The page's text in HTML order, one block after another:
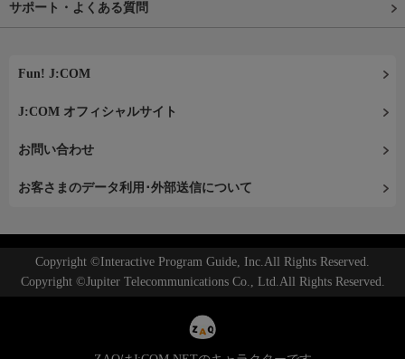
サポート・よくある質問
Fun! J:COM
J:COM オフィシャルサイト
お問い合わせ
お客さまのデータ利用･外部送信について
Copyright ©Interactive Program Guide, Inc.All Rights Reserved.
Copyright ©Jupiter Telecommunications Co., Ltd.All Rights Reserved.